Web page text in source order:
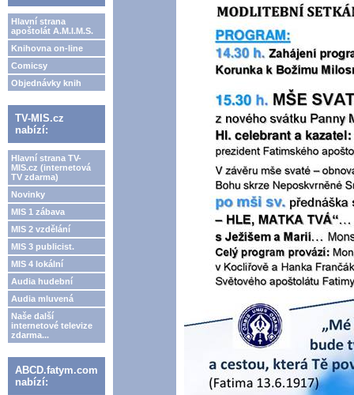
Hlavní strana
apoštolát A.M.I.M.S.
Knihovna on-line
Comicsy
Objednávky knih
TV-MIS.cz
nabízí:
Hlavní strana TV-
MIS.cz (internetová
TV zdarma)
Novinky
MIS 1 zábava
MIS 2 vzdělání
MIS 3 publicist.
MIS 4 lokální
Audia hudební
Audia mluvená
Naše další
internetové televize
zdarma...
ABCD.fatym.com
nabízí: